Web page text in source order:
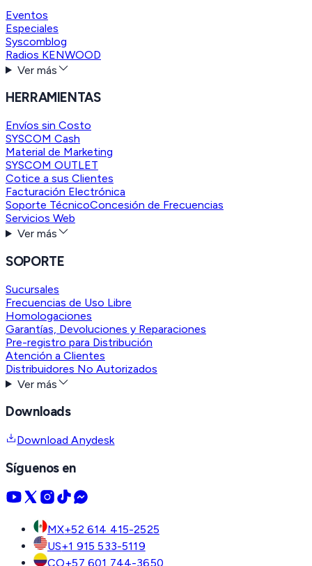
Eventos
Especiales
Syscomblog
Radios KENWOOD
Ver más
HERRAMIENTAS
Envíos sin Costo
SYSCOM Cash
Material de Marketing
SYSCOM OUTLET
Cotice a sus Clientes
Facturación Electrónica
Soporte TécnicoConcesión de Frecuencias
Servicios Web
Ver más
SOPORTE
Sucursales
Frecuencias de Uso Libre
Homologaciones
Garantías, Devoluciones y Reparaciones
Pre-registro para Distribución
Atención a Clientes
Distribuidores No Autorizados
Ver más
Downloads
Download Anydesk
Síguenos en
MX+52 614 415-2525
US+1 915 533-5119
CO+57 601 744-3650